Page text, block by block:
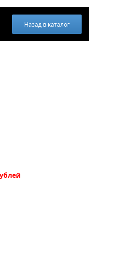
Назад в каталог